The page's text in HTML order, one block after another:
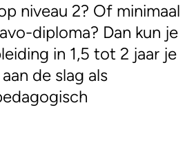
niveau 2? Of minimaal
diploma? Dan kun je
in 1,5 tot 2 jaar je
de slag als